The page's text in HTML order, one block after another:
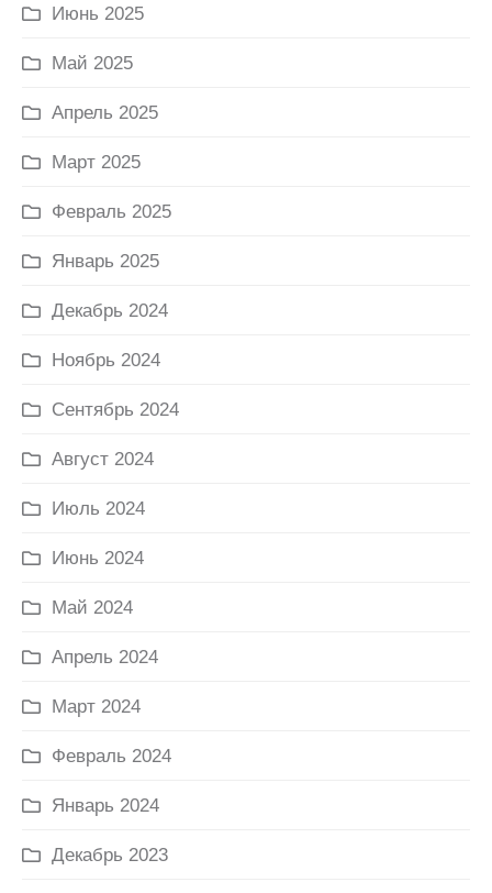
Июнь 2025
Май 2025
Апрель 2025
Март 2025
Февраль 2025
Январь 2025
Декабрь 2024
Ноябрь 2024
Сентябрь 2024
Август 2024
Июль 2024
Июнь 2024
Май 2024
Апрель 2024
Март 2024
Февраль 2024
Январь 2024
Декабрь 2023